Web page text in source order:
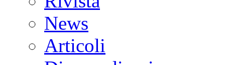
News
Articoli